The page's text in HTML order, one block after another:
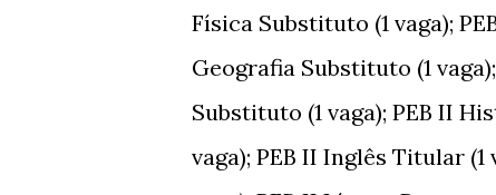
Física Substituto (1 vaga);
Geografia Substituto (1
Substituto (1 vaga); PEB II
vaga); PEB II Inglês Titular